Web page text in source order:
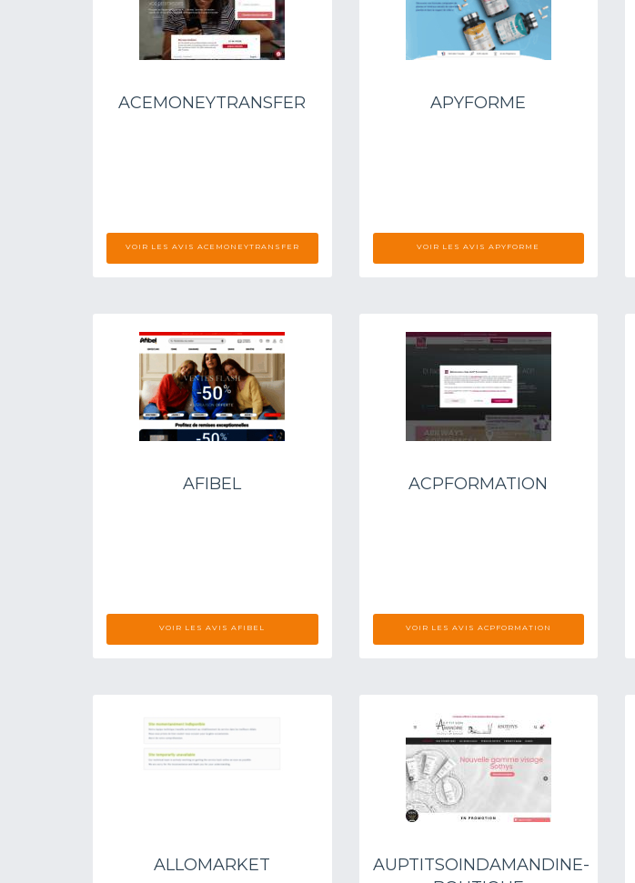
ACEMONEYTRANSFER
VOIR LES AVIS ACEMONEYTRANSFER
APYFORME
VOIR LES AVIS APYFORME
AFIBEL
VOIR LES AVIS AFIBEL
ACPFORMATION
VOIR LES AVIS ACPFORMATION
ALLOMARKET
AUPTITSOINDAMANDINE-